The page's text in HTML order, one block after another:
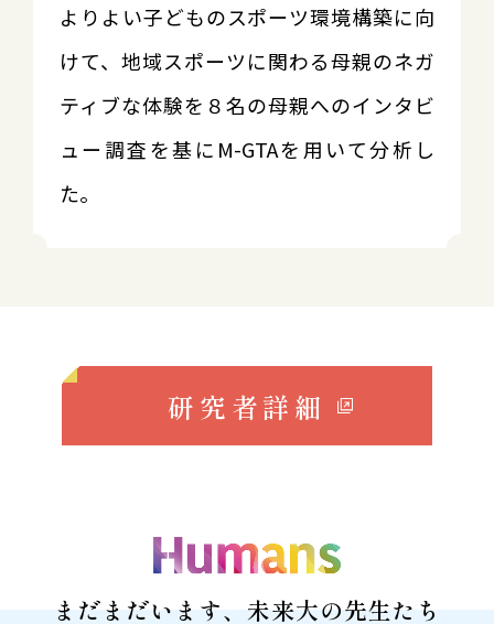
よりよい子どものスポーツ環境構築に向
けて、地域スポーツに関わる母親のネガ
ティブな体験を８名の母親へのインタビ
ュー調査を基にM-GTAを用いて分析し
た。
研究者詳細
まだまだいます、未来大の先生たち